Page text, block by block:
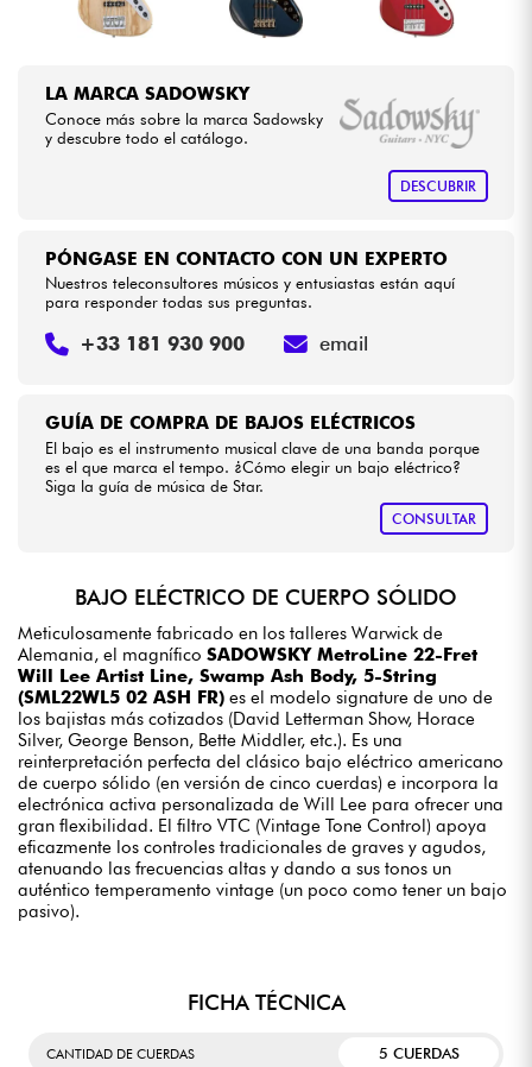
LA MARCA SADOWSKY
Conoce más sobre la marca Sadowsky
y descubre todo el catálogo.
DESCUBRIR
GUÍA DE COMPRA DE BAJOS ELÉCTRICOS
El bajo es el instrumento musical clave de una banda porque
es el que marca el tempo. ¿Cómo elegir un bajo eléctrico?
Siga la guía de música de Star.
CONSULTAR
PÓNGASE EN CONTACTO CON UN EXPERTO
Nuestros teleconsultores músicos y entusiastas están aquí
para responder todas sus preguntas.
+33 181 930 900 email
BAJO ELÉCTRICO DE CUERPO SÓLIDO
Meticulosamente fabricado en los talleres Warwick de
Alemania, el magnífico SADOWSKY MetroLine 22-Fret
Will Lee Artist Line, Swamp Ash Body, 5-String
(SML22WL5 02 ASH FR) es el modelo signature de uno de
los bajistas más cotizados (David Letterman Show, Horace
Silver, George Benson, Bette Middler, etc.). Es una
reinterpretación perfecta del clásico bajo eléctrico americano
de cuerpo sólido (en versión de cinco cuerdas) e incorpora la
electrónica activa personalizada de Will Lee para ofrecer una
gran flexibilidad. El filtro VTC (Vintage Tone Control) apoya
eficazmente los controles tradicionales de graves y agudos,
atenuando las frecuencias altas y dando a sus tonos un
auténtico temperamento vintage (un poco como tener un bajo
pasivo).
FICHA TÉCNICA
CANTIDAD DE CUERDAS 5 CUERDAS